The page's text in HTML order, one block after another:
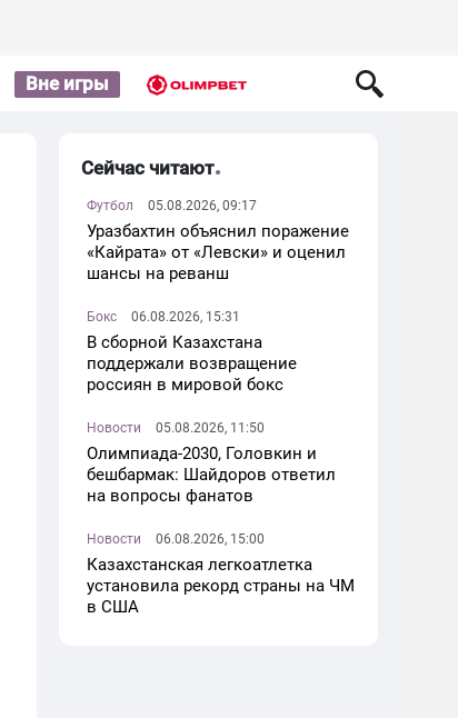
Вне игры
Сейчас читают
Футбол 05.08.2026, 09:17
Уразбахтин объяснил поражение
«Кайрата» от «Левски» и оценил
шансы на реванш
Бокс 06.08.2026, 15:31
В сборной Казахстана
поддержали возвращение
россиян в мировой бокс
Новости 05.08.2026, 11:50
Олимпиада-2030, Головкин и
бешбармак: Шайдоров ответил
на вопросы фанатов
Новости 06.08.2026, 15:00
Казахстанская легкоатлетка
установила рекорд страны на ЧМ
в США